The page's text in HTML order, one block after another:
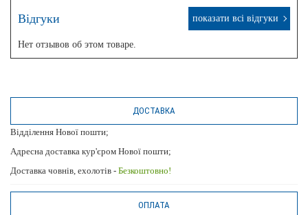
Відгуки показати всі відгуки
Нет отзывов об этом товаре.
ДОСТАВКА
Відділення Нової пошти;
Адресна доставка кур'єром Нової пошти;
Доставка човнів, ехолотів - Безкоштовно!
ОПЛАТА